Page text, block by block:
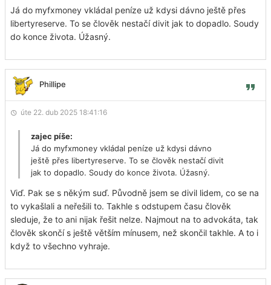
Já do myfxmoney vkládal peníze už kdysi dávno ještě přes
libertyreserve. To se člověk nestačí divit jak to dopadlo. Soudy
do konce života. Úžasný.
Phillipe
úte 22. dub 2025 18:41:16
zajec píše:
Já do myfxmoney vkládal peníze už kdysi dávno
ještě přes libertyreserve. To se člověk nestačí divit
jak to dopadlo. Soudy do konce života. Úžasný.
Viď. Pak se s někým suď. Původně jsem se divil lidem, co se na
to vykašlali a neřešili to. Takhle s odstupem času člověk
sleduje, že to ani nijak řešit nelze. Najmout na to advokáta, tak
člověk skončí s ještě větším mínusem, než skončil takhle. A to i
když to všechno vyhraje.